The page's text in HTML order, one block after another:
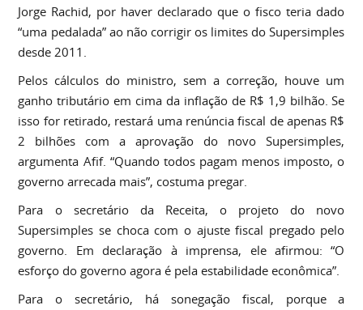
Jorge Rachid, por haver declarado que o fisco teria dado
“uma pedalada” ao não corrigir os limites do Supersimples
desde 2011.
Pelos cálculos do ministro, sem a correção, houve um
ganho tributário em cima da inflação de R$ 1,9 bilhão. Se
isso for retirado, restará uma renúncia fiscal de apenas R$
2 bilhões com a aprovação do novo Supersimples,
argumenta Afif. “Quando todos pagam menos imposto, o
governo arrecada mais”, costuma pregar.
Para o secretário da Receita, o projeto do novo
Supersimples se choca com o ajuste fiscal pregado pelo
governo. Em declaração à imprensa, ele afirmou: “O
esforço do governo agora é pela estabilidade econômica”.
Para o secretário, há sonegação fiscal, porque a